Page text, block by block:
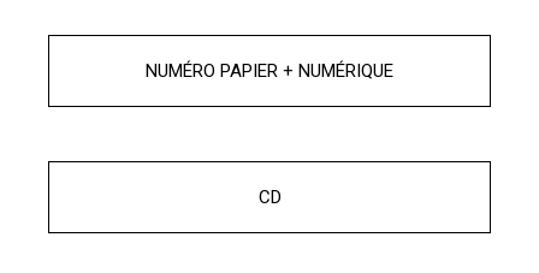
NUMÉRO PAPIER + NUMÉRIQUE
CD